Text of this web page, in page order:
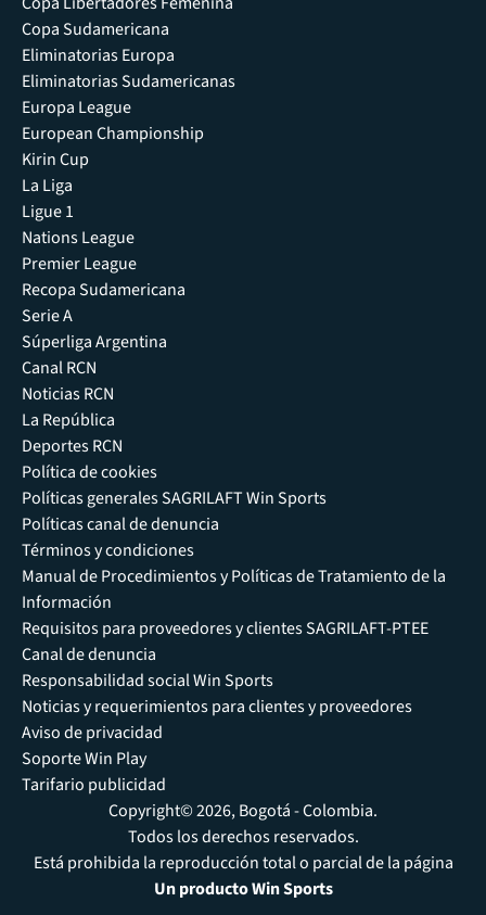
Copa Sudamericana
Eliminatorias Europa
Eliminatorias Sudamericanas
Europa League
European Championship
Kirin Cup
La Liga
Ligue 1
Nations League
Premier League
Recopa Sudamericana
Serie A
Súperliga Argentina
Canal RCN
Noticias RCN
La República
Deportes RCN
Política de cookies
Políticas generales SAGRILAFT Win Sports
Políticas canal de denuncia
Términos y condiciones
Manual de Procedimientos y Políticas de Tratamiento de la
Información
Requisitos para proveedores y clientes SAGRILAFT-PTEE
Canal de denuncia
Responsabilidad social Win Sports
Noticias y requerimientos para clientes y proveedores
Aviso de privacidad
Soporte Win Play
Tarifario publicidad
Copyright© 2026, Bogotá - Colombia.
Todos los derechos reservados.
Está prohibida la reproducción total o parcial de la página
Un producto Win Sports